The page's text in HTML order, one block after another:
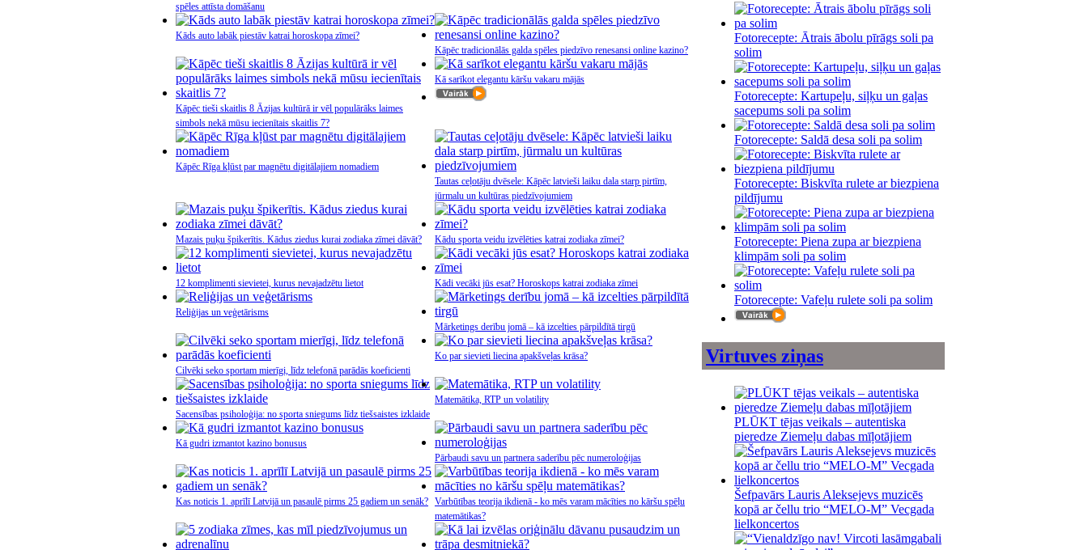
spēles attīsta domāšanu
Kāds auto labāk piestāv katrai horoskopa zīmei?
Kāpēc tradicionālās galda spēles piedzīvo renesansi online kazino?
Kāpēc tieši skaitlis 8 Āzijas kultūrā ir vēl populārāks laimes
simbols nekā mūsu iecienītais skaitlis 7?
Kā sarīkot elegantu kāršu vakaru mājās
Kāpēc Rīga kļūst par magnētu digitālajiem nomadiem
Tautas ceļotāju dvēsele: Kāpēc latvieši laiku dala starp pirtīm,
jūrmalu un kultūras piedzīvojumiem
Mazais puķu špikerītis. Kādus ziedus kurai zodiaka zīmei dāvāt? Kādu sporta veidu izvēlēties katrai zodiaka zīmei?
12 komplimenti sievietei, kurus nevajadzētu lietot Kādi vecāki jūs esat? Horoskops katrai zodiaka zīmei
Reliģijas un veģetārisms
Mārketings derību jomā – kā izcelties pārpildītā tirgū
Cilvēki seko sportam mierīgi, līdz telefonā parādās koeficienti
Ko par sievieti liecina apakšveļas krāsa?
Sacensības psiholoģija: no sporta sniegums līdz tiešsaistes izklaide
Matemātika, RTP un volatility
Kā gudri izmantot kazino bonusus
Pārbaudi savu un partnera saderību pēc numeroloģijas
Kas noticis 1. aprīlī Latvijā un pasaulē pirms 25 gadiem un senāk? Varbūtības teorija ikdienā - ko mēs varam mācīties no kāršu spēļu
matemātikas?
Fotorecepte: Ātrais ābolu pīrāgs soli pa
solim
Fotorecepte: Kartupeļu, siļķu un gaļas
sacepums soli pa solim
Fotorecepte: Saldā desa soli pa solim
Fotorecepte: Biskvīta rulete ar biezpiena
pildījumu
Fotorecepte: Piena zupa ar biezpiena
klimpām soli pa solim
Fotorecepte: Vafeļu rulete soli pa solim
Virtuves ziņas
PLŪKT tējas veikals – autentiska
pieredze Ziemeļu dabas mīļotājiem
Šefpavārs Lauris Aleksejevs muzicēs
kopā ar čellu trio “MELO-M” Vecgada
lielkoncertos